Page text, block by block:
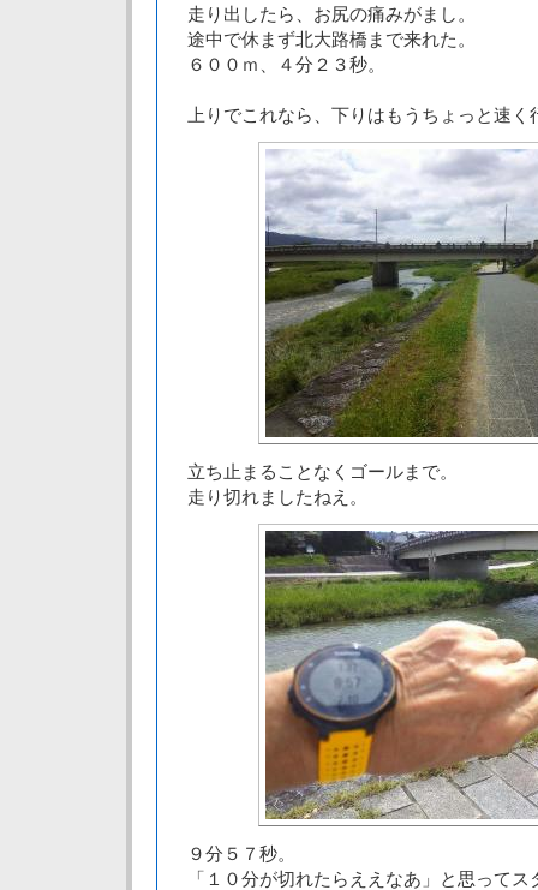
走り出したら、お尻の痛みがまし。
途中で休まず北大路橋まで来れた。
６００ｍ、４分２３秒。
上りでこれなら、下りはもうちょっと速く
立ち止まることなくゴールまで。
走り切れましたねえ。
９分５７秒。
「１０分が切れたらええなあ」と思ってス